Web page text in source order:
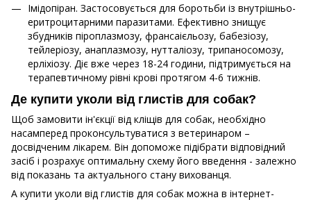
Імідопіран. Застосовується для боротьби із внутрішньо-
еритроцитарними паразитами. Ефективно знищує
збудників піроплазмозу, франсаієльозу, бабезіозу,
тейлеріозу, анаплазмозу, нутталіозу, трипаносомозу,
ерліхіозу. Діє вже через 18-24 години, підтримується на
терапевтичному рівні крові протягом 4-6 тижнів.
Де купити уколи від глистів для собак?
Щоб замовити ін'єкції від кліщів для собак, необхідно
насамперед проконсультуватися з ветеринаром –
досвідченим лікарем. Він допоможе підібрати відповідний
засіб і розрахує оптимальну схему його введення - залежно
від показань та актуального стану вихованця.
А купити уколи від глистів для собак можна в інтернет-